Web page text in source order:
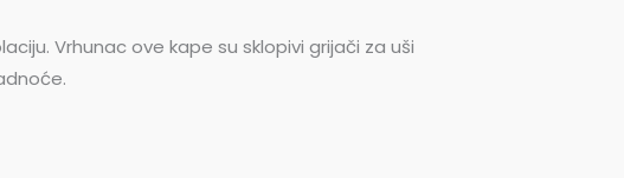
Vrhunac ove kape su sklopivi grijači za uši